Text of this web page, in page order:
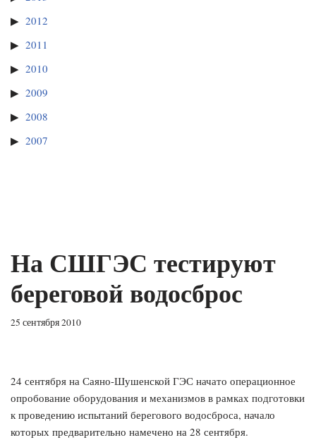
2012
2011
2010
2009
2008
2007
На СШГЭС тестируют
береговой водосброс
25 сентября 2010
24 сентября на Саяно-Шушенской ГЭС начато операционное
опробование оборудования и механизмов в рамках подготовки
к проведению испытаний берегового водосброса, начало
которых предварительно намечено на 28 сентября.